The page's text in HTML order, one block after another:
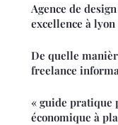
Agence de
excellence à lyon
De quelle
freelance
« guide pratique
économique à